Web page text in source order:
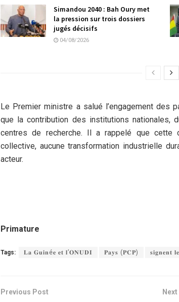
Simandou 2040 : Bah Oury met
la pression sur trois dossiers
jugés décisifs
04/08/2026
Le Premier ministre a salué l’engagement des
que la contribution des institutions nationales,
centres de recherche. Il a rappelé que cette
collective, aucune transformation industrielle
acteur.
Primature
Tags: 𝐋𝐚 𝐆𝐮𝐢𝐧é𝐞 𝐞𝐭 𝐥’𝐎𝐍𝐔𝐃𝐈 𝐏𝐚𝐲𝐬 (𝐏𝐂𝐏) 𝐬𝐢𝐠𝐧𝐞𝐧𝐭
Previous Post